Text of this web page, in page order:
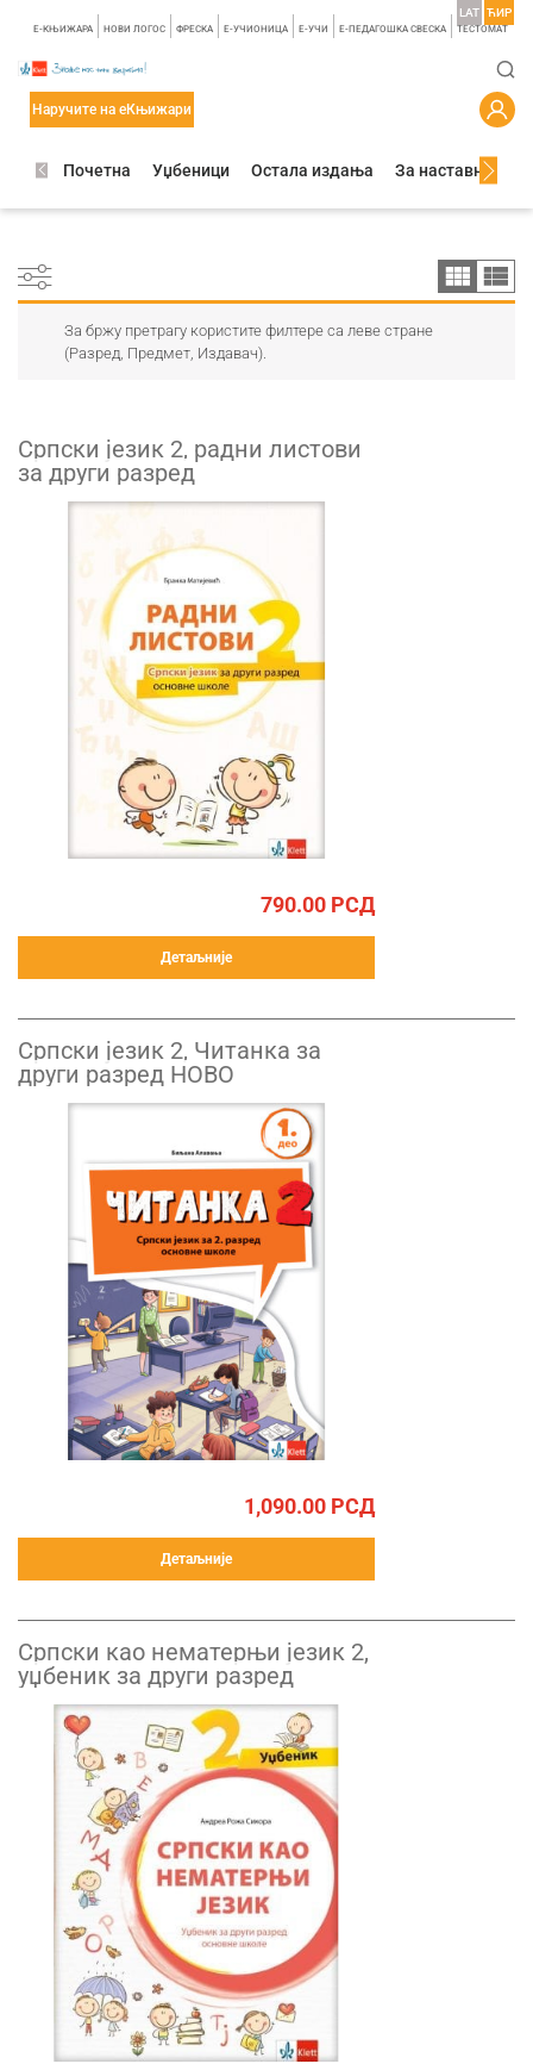
E-КЊИЖАРА НОВИ ЛОГОС ФРЕСКА E-УЧИОНИЦА E-УЧИ Е-ПЕДАГОШКА СВЕСКА TЕСТОМАТ
LAT ЋИР
Наручите на еКњижари
Почетна Уџбеници Остала издања За наставнике
За бржу претрагу користите филтере са леве стране
(Разред, Предмет, Издавач).
Српски језик 2, радни листови
за други разред
790.00 РСД
Детаљније
Српски језик 2, Читанка за
други разред НОВО
1,090.00 РСД
Детаљније
Српски као нематерњи језик 2,
уџбеник за други разред